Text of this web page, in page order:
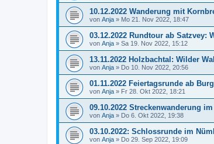
10.12.2022 Wanderung mit
von Anja » Mo 21. Nov 2022, 18:47
03.12.2022 Rundtour ab Satzvey:
von Anja » Sa 19. Nov 2022, 15:12
13.11.2022 Holzbachtal: Wilder
von Anja » Do 10. Nov 2022, 20:56
01.11.2022 Feiertagsrunde ab
von Anja » Fr 28. Okt 2022, 18:21
09.10.2022 Streckenwanderung
von Anja » Do 6. Okt 2022, 19:38
03.10.2022: Schlossrunde im
von Anja » Do 29. Sep 2022, 19:09